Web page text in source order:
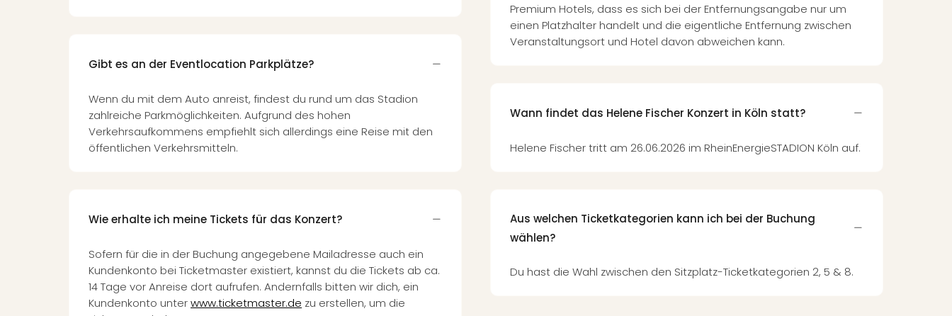
Gibt es an der Eventlocation Parkplätze?
Wenn du mit dem Auto anreist, findest du rund um das Stadion
zahlreiche Parkmöglichkeiten. Aufgrund des hohen
Verkehrsaufkommens empfiehlt sich allerdings eine Reise mit den
öffentlichen Verkehrsmitteln.
Wie erhalte ich meine Tickets für das Konzert?
Sofern für die in der Buchung angegebene Mailadresse auch ein
Kundenkonto bei Ticketmaster existiert, kannst du die Tickets ab ca.
14 Tage vor Anreise dort aufrufen. Andernfalls bitten wir dich, ein
Kundenkonto unterwww.ticketmaster.de zu erstellen, um die
Premium Hotels, dass es sich bei der Entfernungsangabe nur um
einen Platzhalter handelt und die eigentliche Entfernung zwischen
Veranstaltungsort und Hotel davon abweichen kann.
Wann findet das Helene Fischer Konzert in Köln statt?
Helene Fischer tritt am 26.06.2026 im RheinEnergieSTADION Köln auf.
Aus welchen Ticketkategorien kann ich bei der Buchung
wählen?
Du hast die Wahl zwischen den Sitzplatz-Ticketkategorien 2, 5 & 8.